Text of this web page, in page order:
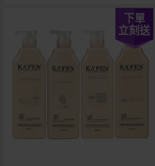
下單
立刻送